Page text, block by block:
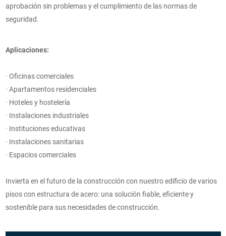
aprobación sin problemas y el cumplimiento de las normas de
seguridad.
Aplicaciones:
· Oficinas comerciales
· Apartamentos residenciales
· Hoteles y hostelería
· Instalaciones industriales
· Instituciones educativas
· Instalaciones sanitarias
· Espacios comerciales
Invierta en el futuro de la construcción con nuestro edificio de varios
pisos con estructura de acero: una solución fiable, eficiente y
sostenible para sus necesidades de construcción.